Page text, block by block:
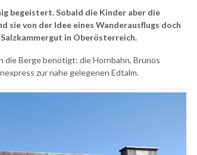
begeistert. Sobald die Kinder aber die
sie von der Idee eines Wanderausflugs doch
in Oberösterreich.
die Berge benötigt: die Hornbahn, Brunos
zur nahe gelegenen Edtalm.